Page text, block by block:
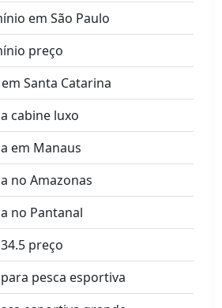
em São Paulo
preço
Santa Catarina
cabine luxo
em Manaus
no Amazonas
no Pantanal
preço
pesca esportiva